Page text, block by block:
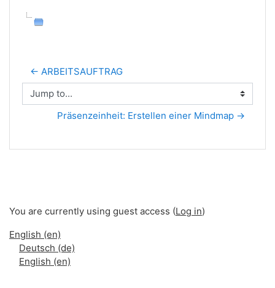
← ARBEITSAUFTRAG
Jump to...
Präsenzeinheit: Erstellen einer Mindmap →
You are currently using guest access (Log in)
English ‎(en)‎
Deutsch ‎(de)‎
English ‎(en)‎